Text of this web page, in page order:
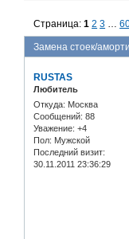
Замена стоек/
Страница:1 2 3
RUSTAS
Любитель
Откуда: Москва
Сообщений: 88
Уважение: +4
Пол: Мужской
Последний визит:
30.11.2011 23:36:29